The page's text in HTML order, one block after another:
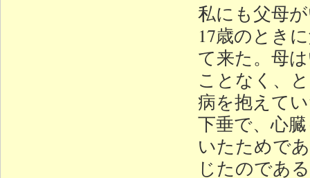
私にも父母
17歳のとき
て来た。母
ことなく、
病を抱えて
下垂で、心
いたためで
じたのであ